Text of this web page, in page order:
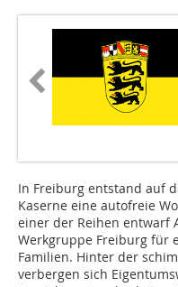
In Freiburg entstand auf
Kaserne eine autofreie
einer der Reihen entwarf
Werkgruppe Freiburg für
Familien. Hinter der
verbergen sich